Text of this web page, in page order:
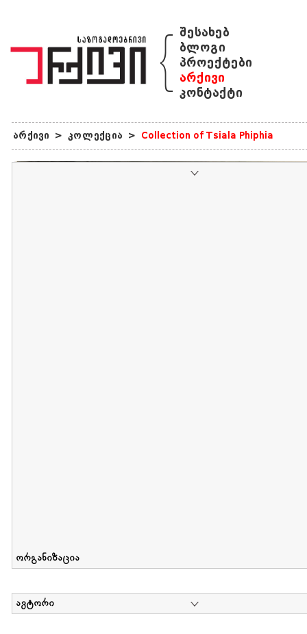
{ შესახებ
ბლოგი
პროექტები
არქივი
კონტაქტი
არქივი > კოლექცია > Collection of Tsiala Phiphia
ორგანიზაცია
ავტორი